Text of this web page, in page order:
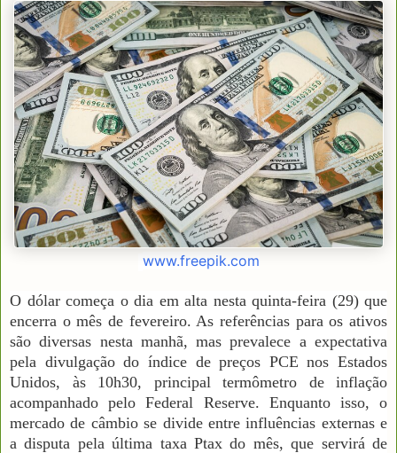
www.freepik.com
O dólar começa o dia em alta nesta quinta-feira (29) que
encerra o mês de fevereiro. As referências para os ativos
são diversas nesta manhã, mas prevalece a expectativa
pela divulgação do índice de preços PCE nos Estados
Unidos, às 10h30, principal termômetro de inflação
acompanhado pelo Federal Reserve. Enquanto isso, o
mercado de câmbio se divide entre influências externas e
a disputa pela última taxa Ptax do mês, que servirá de